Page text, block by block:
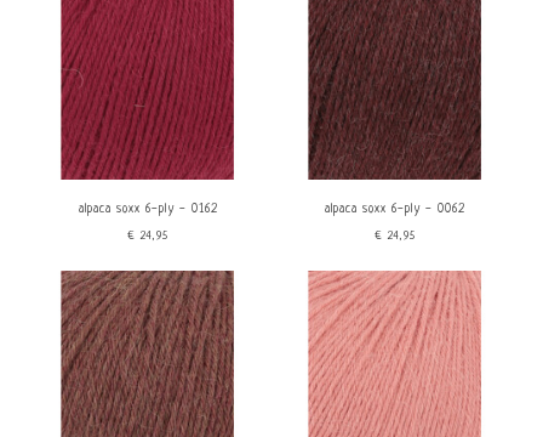
alpaca soxx 6-ply - 0162
€24,95
alpaca soxx 6-ply - 0062
€24,95